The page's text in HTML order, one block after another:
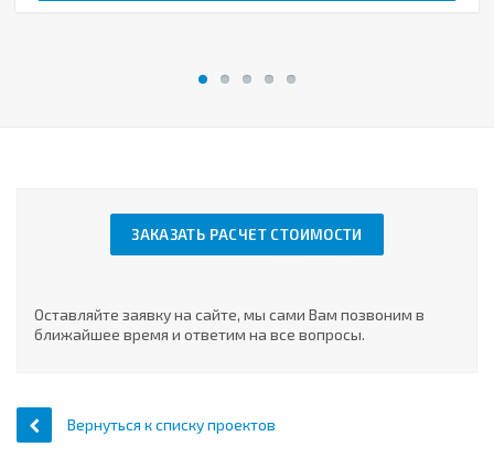
ЗАКАЗАТЬ РАСЧЕТ СТОИМОСТИ
Оставляйте заявку на сайте, мы сами Вам позвоним в
ближайшее время и ответим на все вопросы.
Вернуться к списку проектов